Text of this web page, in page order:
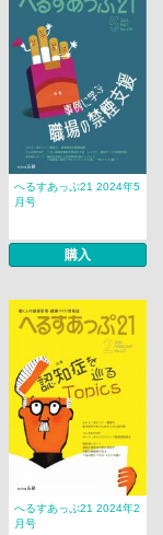
へるすあっぷ21 2024年5
月号
購入
へるすあっぷ21 2024年2
月号